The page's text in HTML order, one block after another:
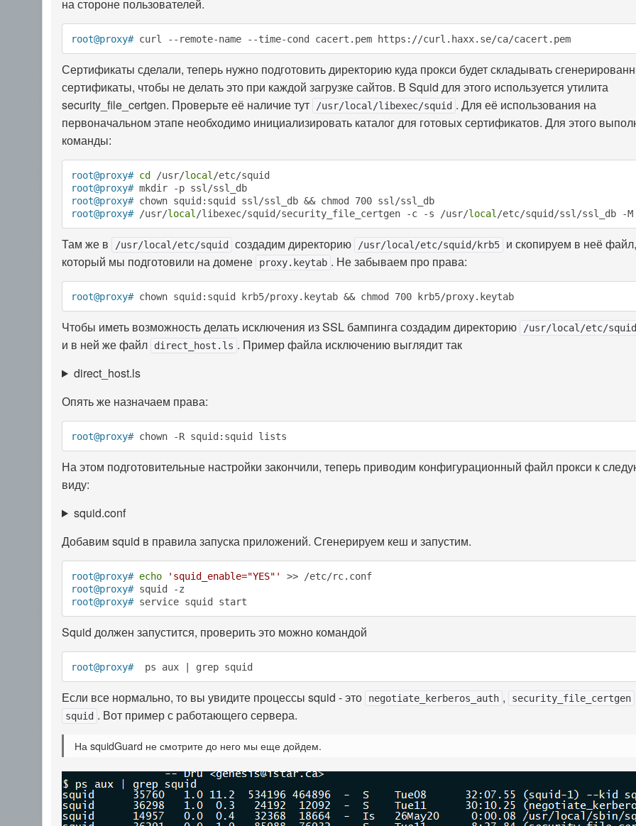
на стороне пользователей.
root@proxy# curl --remote-name --time-cond cacert.pem https://curl.haxx.se/ca/cacert.pem
Сертификаты сделали, теперь нужно подготовить директорию куда прокси будет складывать
сертификаты, чтобы не делать это при каждой загрузке сайтов. В Squid для этого используется утилита
security_file_certgen. Проверьте её наличие тут
/usr/local/libexec/squid . Для её использования на
первоначальном этапе необходимо инициализировать каталог для готовых сертификатов. Для этого
команды:
root@proxy# cd /usr/local /etc/squid
root@proxy# mkdir -p ssl/ssl_db
root@proxy# chown squid:squid ssl/ssl_db && chmod 700 ssl/ssl_db
root@proxy# /usr/local /libexec/squid/security_file_certgen -c -s /usr/local /etc/squid/ssl/ssl_db -M
Там же в /usr/local/etc/squid создадим директорию /usr/local/etc/squid/krb5
и скопируем в неё файл,
который мы подготовили на домене
proxy.keytab . Не забываем про права:
root@proxy# chown squid:squid krb5/proxy.keytab && chmod 700 krb5/proxy.keytab
Чтобы иметь возможность делать исключения из SSL бампинга создадим директорию /usr/local/etc/
и в ней же файл direct_host.ls . Пример файла исключению выглядит так
direct_host.ls
Опять же назначаем права:
root@proxy# chown -R squid:squid lists
На этом подготовительные настройки закончили, теперь приводим конфигурационный файл прокси к
виду:
squid.conf
Добавим squid в правила запуска приложений. Сгенерируем кеш и запустим.
root@proxy# echo 'squid_enable="YES"'
>> /etc/rc.conf
root@proxy# squid -z
root@proxy# service squid start
Squid должен запустится, проверить это можно командой
root@proxy#
  ps aux | grep squid
Если все нормально, то вы увидите процессы squid - это negotiate_kerberos_auth , security_file_certgen
squid . Вот пример с работающего сервера.
На squidGuard не смотрите до него мы еще дойдем.